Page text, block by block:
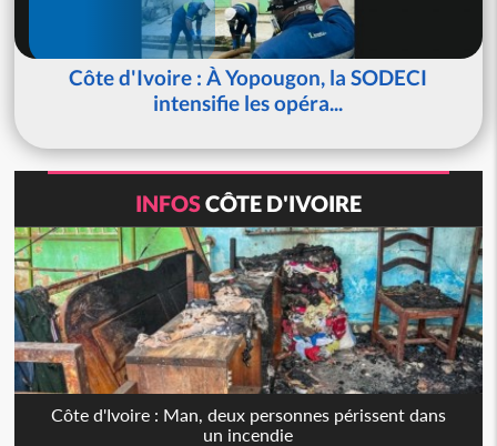
Côte d'Ivoire : À Yopougon, la SODECI
intensifie les opéra...
INFOSCÔTE D'IVOIRE
Côte d'Ivoire : Man, deux personnes périssent dans
un incendie